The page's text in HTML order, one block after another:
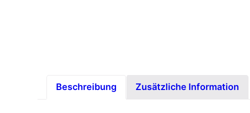
Beschreibung Zusätzliche Information